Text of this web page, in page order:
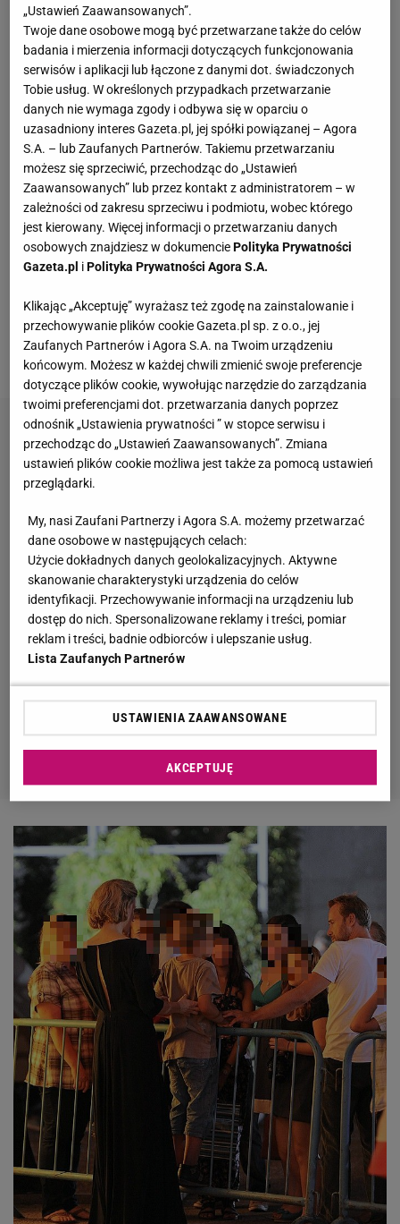
kapif
syn Piotr. Nawet w prasowym oświadczeniu po
rozwodzie podkreślali, że jest dla nich najważniejszy.
Wydaje się, że nie rzucali słów na wiatr.
„Ustawień Zaawansowanych”.
Twoje dane osobowe mogą być przetwarzane także do celów
badania i mierzenia informacji dotyczących funkcjonowania
serwisów i aplikacji lub łączone z danymi dot. świadczonych
Tobie usług. W określonych przypadkach przetwarzanie
danych nie wymaga zgody i odbywa się w oparciu o
uzasadniony interes Gazeta.pl, jej spółki powiązanej – Agora
S.A. – lub Zaufanych Partnerów. Takiemu przetwarzaniu
możesz się sprzeciwić, przechodząc do „Ustawień
Zaawansowanych” lub przez kontakt z administratorem – w
zależności od zakresu sprzeciwu i podmiotu, wobec którego
jest kierowany. Więcej informacji o przetwarzaniu danych
osobowych znajdziesz w dokumencie Polityka Prywatności
Gazeta.pl i Polityka Prywatności Agora S.A.
Klikając „Akceptuję” wyrażasz też zgodę na zainstalowanie i
przechowywanie plików cookie Gazeta.pl sp. z o.o., jej
Zaufanych Partnerów i Agora S.A. na Twoim urządzeniu
końcowym. Możesz w każdej chwili zmienić swoje preferencje
dotyczące plików cookie, wywołując narzędzie do zarządzania
twoimi preferencjami dot. przetwarzania danych poprzez
odnośnik „Ustawienia prywatności ” w stopce serwisu i
przechodząc do „Ustawień Zaawansowanych”. Zmiana
ustawień plików cookie możliwa jest także za pomocą ustawień
przeglądarki.
My, nasi Zaufani Partnerzy i Agora S.A. możemy przetwarzać
dane osobowe w następujących celach:
Użycie dokładnych danych geolokalizacyjnych. Aktywne
skanowanie charakterystyki urządzenia do celów
identyfikacji. Przechowywanie informacji na urządzeniu lub
dostęp do nich. Spersonalizowane reklamy i treści, pomiar
reklam i treści, badnie odbiorców i ulepszanie usług.
Lista Zaufanych Partnerów
USTAWIENIA ZAAWANSOWANE
AKCEPTUJĘ